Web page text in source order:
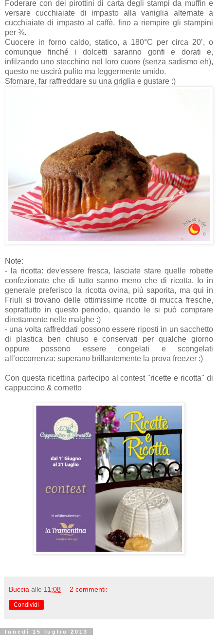
Foderare con dei pirottini di carta degli stampi da muffin e
versare cucchiaiate di impasto alla vaniglia alternate a
cucchiaiate di impasto al caffè, fino a riempire gli stampini
per ¾.
Cuocere in forno caldo, statico, a 180°C per circa 20’, o
comunque finché i dolcetti saranno gonfi e dorati e,
infilzando uno stecchino nel loro cuore (senza sadismo eh),
questo ne uscirà pulito ma leggermente umido.
Sfornare, far raffreddare su una griglia e gustare :)
Note:
- la ricotta: dev'essere fresca, lasciate stare quelle robette
confezionate che di tutto sanno meno che di ricotta. Io in
generale preferisco la ricotta ovina, più saporita, ma qui in
Friuli si trovano delle ottimissime ricotte di mucca fresche,
soprattutto in questo periodo, quando le si può comprare
direttamente nelle malghe :)
- una volta raffreddati possono essere riposti in un sacchetto
di plastica ben chiuso e conservati per qualche giorno
oppure possono essere congelati e scongelati
all’occorrenza: superano brillantemente la prova freezer :)
Con questa ricettina partecipo al contest "ricette e ricotta" di
cappuccino & cornetto
Buccia alle 11:08 2 commenti:
Condividi
lunedì 15 luglio 2013